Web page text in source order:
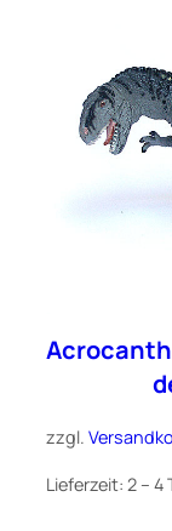
zzgl.
Lieferzeit: 2 – 4